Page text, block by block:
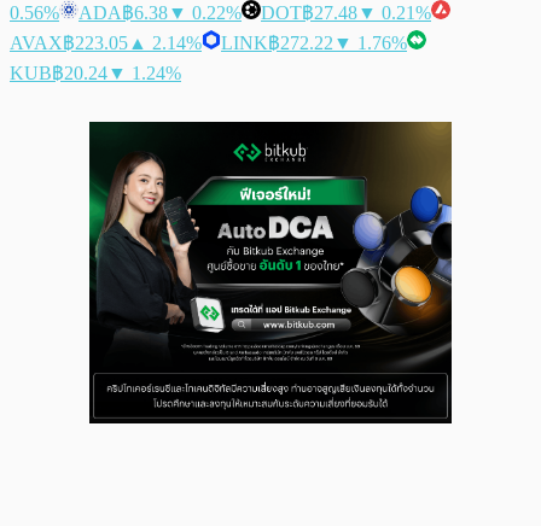
0.56%
ADA฿6.38▼ 0.22% DOT฿27.48▼ 0.21%
AVAX฿223.05 ▲ 2.14% LINK฿272.22 ▼ 1.76%
KUB฿20.24▼ 1.24%